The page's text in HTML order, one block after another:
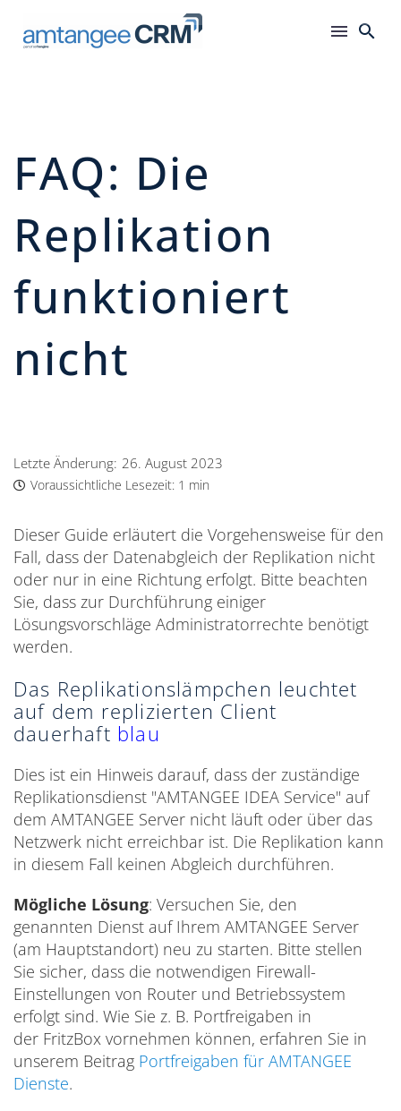
FAQ: Die
Replikation
funktioniert
nicht
Letzte Änderung: 26. August 2023
Voraussichtliche Lesezeit: 1 min
Dieser Guide erläutert die Vorgehensweise für den
Fall, dass der Datenabgleich der Replikation nicht
oder nur in eine Richtung erfolgt. Bitte beachten
Sie, dass zur Durchführung einiger
Lösungsvorschläge Administratorrechte benötigt
werden.
Das Replikationslämpchen leuchtet
auf dem replizierten Client
dauerhaft blau
Dies ist ein Hinweis darauf, dass der zuständige
Replikationsdienst "AMTANGEE IDEA Service" auf
dem AMTANGEE Server nicht läuft oder über das
Netzwerk nicht erreichbar ist. Die Replikation kann
in diesem Fall keinen Abgleich durchführen.
Mögliche Lösung: Versuchen Sie, den
genannten Dienst auf Ihrem AMTANGEE Server
(am Hauptstandort) neu zu starten. Bitte stellen
Sie sicher, dass die notwendigen Firewall-
Einstellungen von Router und Betriebssystem
erfolgt sind. Wie Sie z. B. Portfreigaben in
der FritzBox vornehmen können, erfahren Sie in
unserem Beitrag Portfreigaben für AMTANGEE
Dienste.